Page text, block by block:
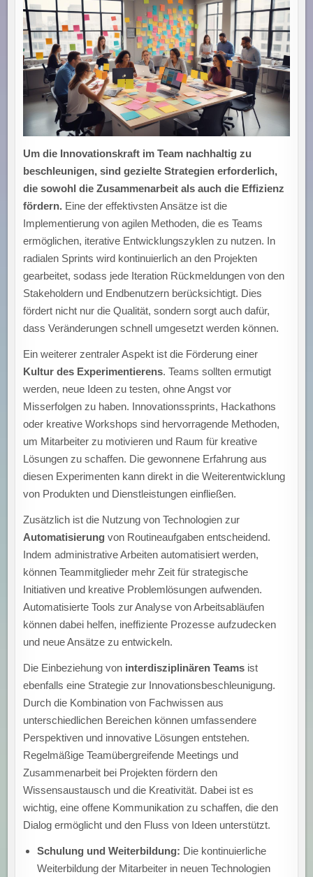
Um die Innovationskraft im Team nachhaltig zu
beschleunigen, sind gezielte Strategien erforderlich,
die sowohl die Zusammenarbeit als auch die Effizienz
fördern. Eine der effektivsten Ansätze ist die
Implementierung von agilen Methoden, die es Teams
ermöglichen, iterative Entwicklungszyklen zu nutzen. In
radialen Sprints wird kontinuierlich an den Projekten
gearbeitet, sodass jede Iteration Rückmeldungen von den
Stakeholdern und Endbenutzern berücksichtigt. Dies
fördert nicht nur die Qualität, sondern sorgt auch dafür,
dass Veränderungen schnell umgesetzt werden können.
Ein weiterer zentraler Aspekt ist die Förderung einer
Kultur des Experimentierens. Teams sollten ermutigt
werden, neue Ideen zu testen, ohne Angst vor
Misserfolgen zu haben. Innovationssprints, Hackathons
oder kreative Workshops sind hervorragende Methoden,
um Mitarbeiter zu motivieren und Raum für kreative
Lösungen zu schaffen. Die gewonnene Erfahrung aus
diesen Experimenten kann direkt in die Weiterentwicklung
von Produkten und Dienstleistungen einfließen.
Zusätzlich ist die Nutzung von Technologien zur
Automatisierung von Routineaufgaben entscheidend.
Indem administrative Arbeiten automatisiert werden,
können Teammitglieder mehr Zeit für strategische
Initiativen und kreative Problemlösungen aufwenden.
Automatisierte Tools zur Analyse von Arbeitsabläufen
können dabei helfen, ineffiziente Prozesse aufzudecken
und neue Ansätze zu entwickeln.
Die Einbeziehung von interdisziplinären Teams ist
ebenfalls eine Strategie zur Innovationsbeschleunigung.
Durch die Kombination von Fachwissen aus
unterschiedlichen Bereichen können umfassendere
Perspektiven und innovative Lösungen entstehen.
Regelmäßige Teamübergreifende Meetings und
Zusammenarbeit bei Projekten fördern den
Wissensaustausch und die Kreativität. Dabei ist es
wichtig, eine offene Kommunikation zu schaffen, die den
Dialog ermöglicht und den Fluss von Ideen unterstützt.
Schulung und Weiterbildung: Die kontinuierliche
Weiterbildung der Mitarbeiter in neuen Technologien